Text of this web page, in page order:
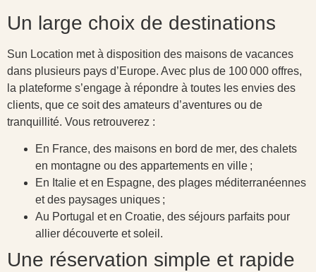
Un large choix de destinations
Sun Location met à disposition des maisons de vacances
dans plusieurs pays d’Europe. Avec plus de 100 000 offres,
la plateforme s’engage à répondre à toutes les envies des
clients, que ce soit des amateurs d’aventures ou de
tranquillité. Vous retrouverez :
En France, des maisons en bord de mer, des chalets
en montagne ou des appartements en ville ;
En Italie et en Espagne, des plages méditerranéennes
et des paysages uniques ;
Au Portugal et en Croatie, des séjours parfaits pour
allier découverte et soleil.
Une réservation simple et rapide